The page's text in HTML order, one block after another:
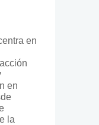
en
en
la